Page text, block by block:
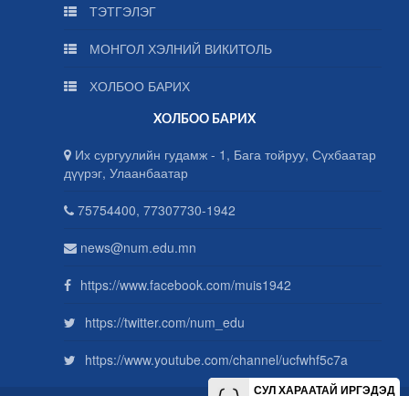
ТЭТГЭЛЭГ
МОНГОЛ ХЭЛНИЙ ВИКИТОЛЬ
ХОЛБОО БАРИХ
ХОЛБОО БАРИХ
Их сургуулийн гудамж - 1, Бага тойруу, Сүхбаатар
дүүрэг, Улаанбаатар
75754400, 77307730-1942
news@num.edu.mn
https://www.facebook.com/muis1942
https://twitter.com/num_edu
https://www.youtube.com/channel/ucfwhf5c7a
СУЛ ХАРААТАЙ ИРГЭДЭД